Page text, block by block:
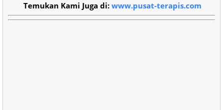
Temukan Kami Juga di: www.pusat-terapis.com